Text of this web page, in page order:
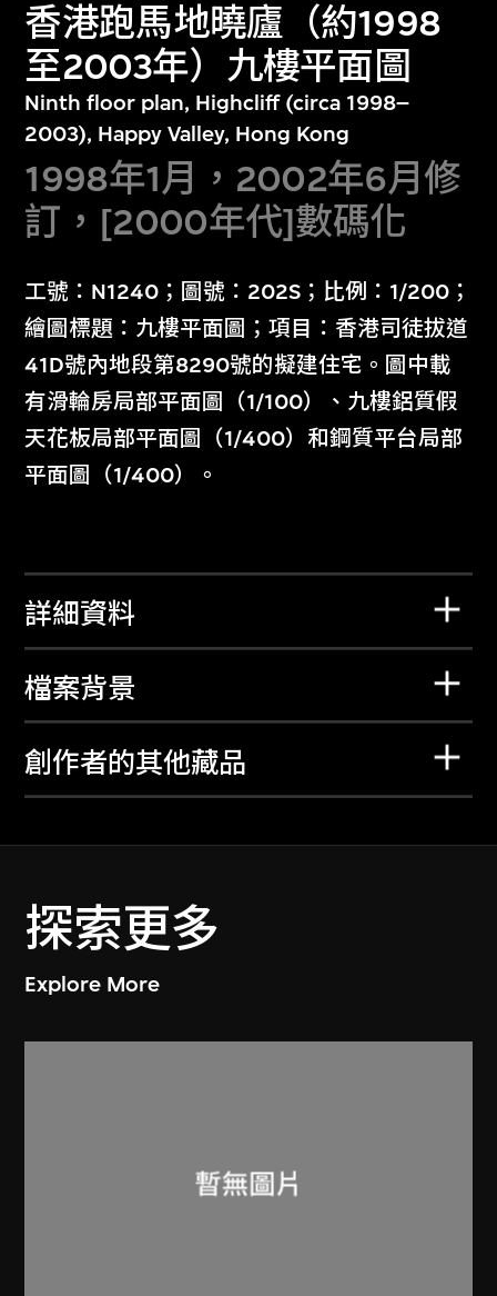
香港跑馬地曉廬（約1998
至2003年）九樓平面圖
Ninth floor plan, Highcliff (circa 1998–
2003), Happy Valley, Hong Kong
1998年1月，2002年6月修
訂，[2000年代]數碼化
工號：N1240；圖號：202S；比例：1/200；
繪圖標題：九樓平面圖；項目：香港司徒拔道
41D號內地段第8290號的擬建住宅。圖中載
有滑輪房局部平面圖（1/100）、九樓鋁質假
天花板局部平面圖（1/400）和鋼質平台局部
平面圖（1/400）。
詳細資料
檔案背景
創作者的其他藏品
探索更多
Explore More